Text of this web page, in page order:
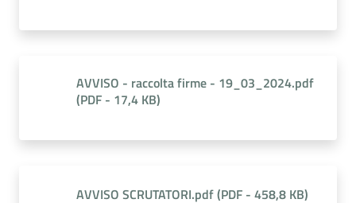
AVVISO - raccolta firme - 19_03_2024.pdf
(PDF - 17,4 KB)
AVVISO SCRUTATORI.pdf(PDF - 458,8 KB)